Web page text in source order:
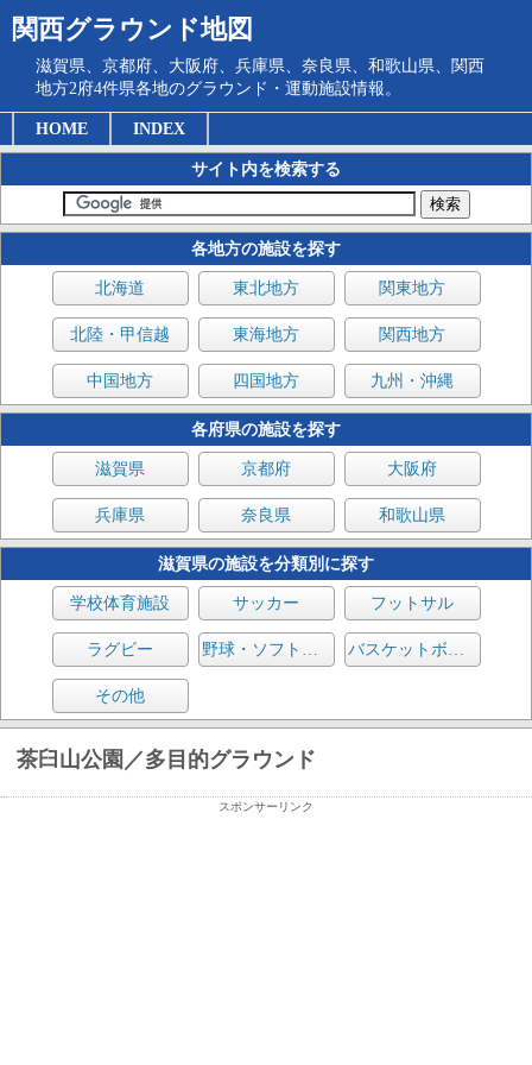
関西グラウンド地図
滋賀県、京都府、大阪府、兵庫県、奈良県、和歌山県、関西
地方2府4件県各地のグラウンド・運動施設情報。
HOME INDEX
サイト内を検索する
各地方の施設を探す
北海道 東北地方 関東地方
北陸・甲信越 東海地方 関西地方
中国地方 四国地方 九州・沖縄
各府県の施設を探す
滋賀県 京都府 大阪府
兵庫県 奈良県 和歌山県
滋賀県の施設を分類別に探す
学校体育施設 サッカー フットサル
ラグビー 野球・ソフトボール バスケットボール
その他
茶臼山公園／多目的グラウンド
スポンサーリンク